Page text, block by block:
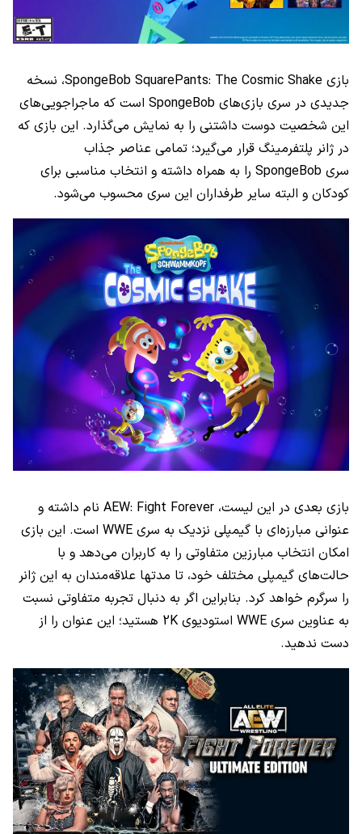
بازی SpongeBob SquarePants: The Cosmic Shake، نسخه
جدیدی در سری بازی‌های SpongeBob است که ماجراجویی‌های
این شخصیت دوست داشتنی را به نمایش می‌گذارد. این بازی که
در ژانر پلتفرمینگ قرار می‌گیرد؛ تمامی عناصر جذاب
سری SpongeBob را به همراه داشته و انتخاب مناسبی برای
کودکان و البته سایر طرفداران این سری محسوب می‌شود.
بازی بعدی در این لیست، AEW: Fight Forever نام داشته و
عنوانی مبارزه‌ای با گیمپلی نزدیک به سری WWE است. این بازی
امکان انتخاب مبارزین متفاوتی را به کاربران می‌دهد و با
حالت‌های گیمپلی مختلف خود، تا مدتها علاقه‌مندان به این ژانر
را سرگرم خواهد کرد. بنابراین اگر به دنبال تجربه متفاوتی نسبت
به عناوین سری WWE استودیوی 2K هستید؛ این عنوان را از
دست ندهید.